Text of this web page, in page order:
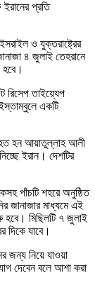
ইরানের প্রতি
ও যুক্তরাষ্ট্রের
৪ জুলাই তেহরানে
রিসেপ তাইয়্যেপ
একটি
হন আয়াতুল্লাহ আলী
ইরান। দেশটির
পাঁচটি শহরে অনুষ্ঠিত
জানাজার মাধ্যমে এই
হবে। মিছিলটি ৭ জুলাই
দিকে যাবে।
জন্য নিয়ে যাওয়া
দেবেন বলে আশা করা